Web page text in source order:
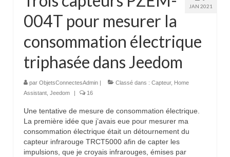
JAN 2021
004T pour mesurer la
consommation électrique
triphasée dans Jeedom
par ObjetsConnectesAdmin | Classé dans : Capteur, Home
Assistant Jeedom | 16
Une tentative de mesure de consommation électrique.
La première idée que j’avais eue pour mesurer ma
consommation électrique était un détournement du
capteur infrarouge TRCT5000 afin de capter les
impulsions, que je croyais infrarouges, émises par